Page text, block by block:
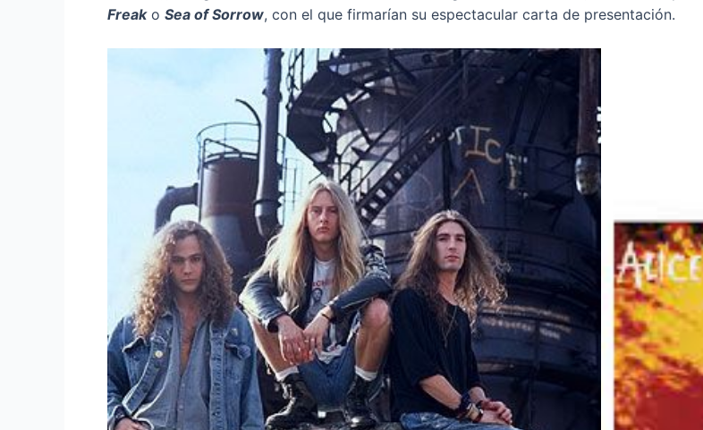
Freako Sea of Sorrow, con el que firmarían su espectacular carta de presentación.